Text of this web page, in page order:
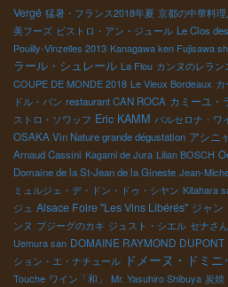
Vergé 猛暑・フランス2018年夏 京都の中華料理
美フーズ ビストロ・アン・ジュール Le Clos
Pouilly-Vinzelles 2013 Kanagawa ken Fujisawa
ラール・シュレール La Flou カンヌのレラン
COUPE DE MONDE 2018 Le Vieux Bordeaux
ドル・バン restaurant CAN ROCA カミーユ・
ストロ・ソワッフ Eric KAMM バルセロナ・ワ
OSAKA Vin Nature grande dégustation アシニ
Arnaud Cassini Kagami de Jura Lilian BOSCH
Domaine de la St-Jean de la Gineste Jean-
ミュルジェ・デ・ドン・ドゥ・シヤン Kitahara
ジュ Alsace Foire "Les Vins Libérés" ジャン
ンヌ ブジーグのカキ ジュスト・シエル セナさん
Uemura san DOMAINE RAYMOND DUPONT
ション・エ・ナチュール ドメーヌ・ドミ
Touche ワイン「和」 Mr. Yasuhiro Shibuya 炭焼